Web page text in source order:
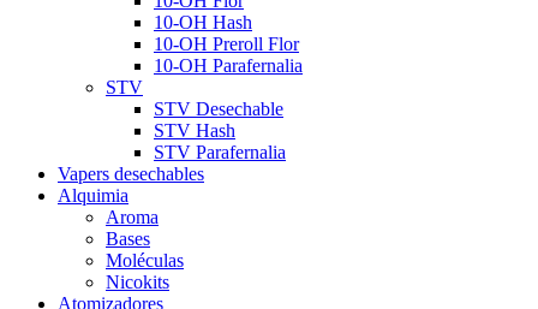
10-OH Hash
10-OH Preroll Flor
10-OH Parafernalia
STV
STV Desechable
STV Hash
STV Parafernalia
Vapers desechables
Alquimia
Aroma
Bases
Moléculas
Nicokits
Atomizadores